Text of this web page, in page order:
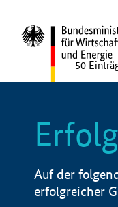
50
Auf der
erfolgreicher